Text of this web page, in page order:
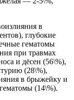
в
глубокие
гематомы
при травмах
и дёсен (56\%),
(28\%),
в брыжейку и
(14\%).